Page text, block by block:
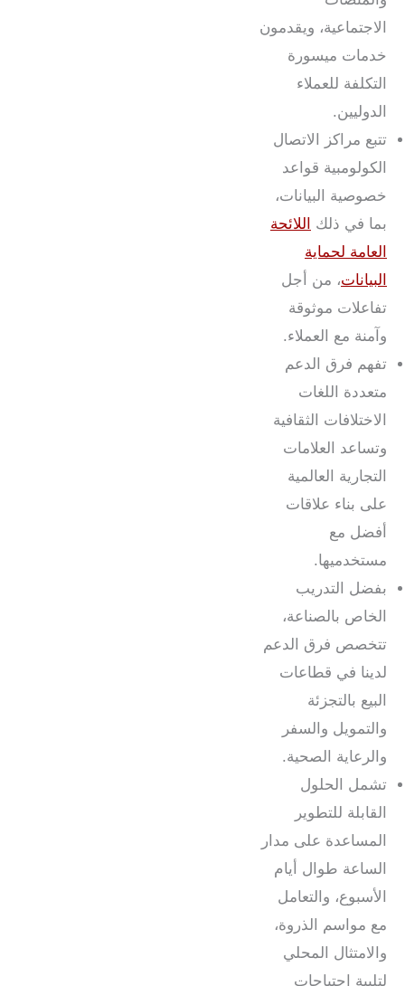
الاجتماعية، ويقدمون
خدمات ميسورة
التكلفة للعملاء
الدوليين.
تتبع مراكز الاتصال
الكولومبية قواعد
خصوصية البيانات،
بما في ذلك
اللائحة
العامة لحماية
البيانات، من أجل
تفاعلات موثوقة
وآمنة مع العملاء.
تفهم فرق الدعم
متعددة اللغات
الاختلافات الثقافية
وتساعد العلامات
التجارية العالمية
على بناء علاقات
أفضل مع
مستخدميها.
بفضل التدريب
الخاص بالصناعة،
تتخصص فرق الدعم
لدينا في قطاعات
البيع بالتجزئة
والتمويل والسفر
والرعاية الصحية.
تشمل الحلول
القابلة للتطوير
المساعدة على مدار
الساعة طوال أيام
الأسبوع، والتعامل
مع مواسم الذروة،
والامتثال المحلي
لتلبية احتياجات